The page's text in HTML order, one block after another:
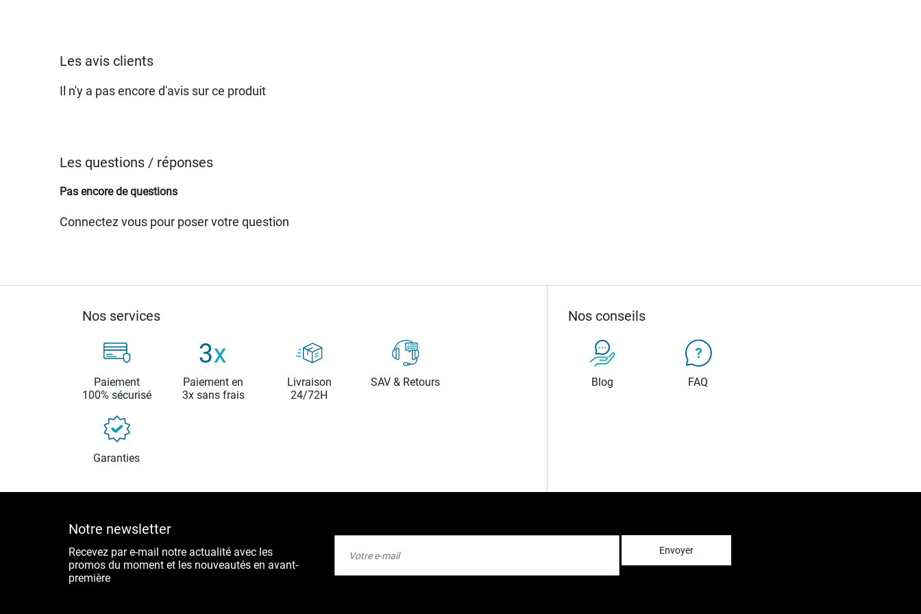
Les avis clients
Il n'y a pas encore d'avis sur ce produit
Les questions / réponses
Pas encore de questions
Connectez vous pour poser votre question
Nos services
Paiement
100% sécurisé
Paiement en
3x sans frais
Livraison
24/72H
SAV & Retours
Garanties
Nos conseils
Blog FAQ
Notre newsletter
Recevez par e-mail notre actualité avec les
promos du moment et les nouveautés en avant-
première
notre
Envoyer